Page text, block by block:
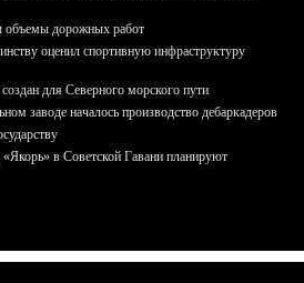
объемы дорожных работ
оценил спортивную инфраструктуру
для Северного морского пути
заводе началось производство дебаркадеров
в Советской Гавани планируют